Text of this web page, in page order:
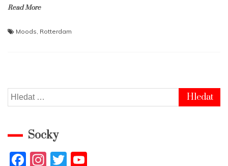
Read More
Moods, Rotterdam
Vyhledávání
Socky
F
In T